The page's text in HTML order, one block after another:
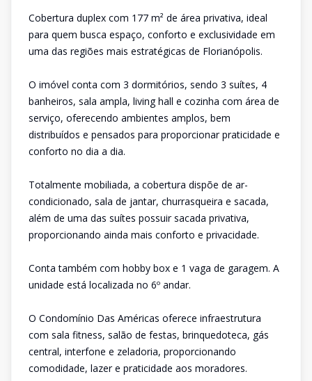
Cobertura duplex com 177 m² de área privativa, ideal
para quem busca espaço, conforto e exclusividade em
uma das regiões mais estratégicas de Florianópolis.
O imóvel conta com 3 dormitórios, sendo 3 suítes, 4
banheiros, sala ampla, living hall e cozinha com área de
serviço, oferecendo ambientes amplos, bem
distribuídos e pensados para proporcionar praticidade e
conforto no dia a dia.
Totalmente mobiliada, a cobertura dispõe de ar-
condicionado, sala de jantar, churrasqueira e sacada,
além de uma das suítes possuir sacada privativa,
proporcionando ainda mais conforto e privacidade.
Conta também com hobby box e 1 vaga de garagem. A
unidade está localizada no 6º andar.
O Condomínio Das Américas oferece infraestrutura
com sala fitness, salão de festas, brinquedoteca, gás
central, interfone e zeladoria, proporcionando
comodidade, lazer e praticidade aos moradores.